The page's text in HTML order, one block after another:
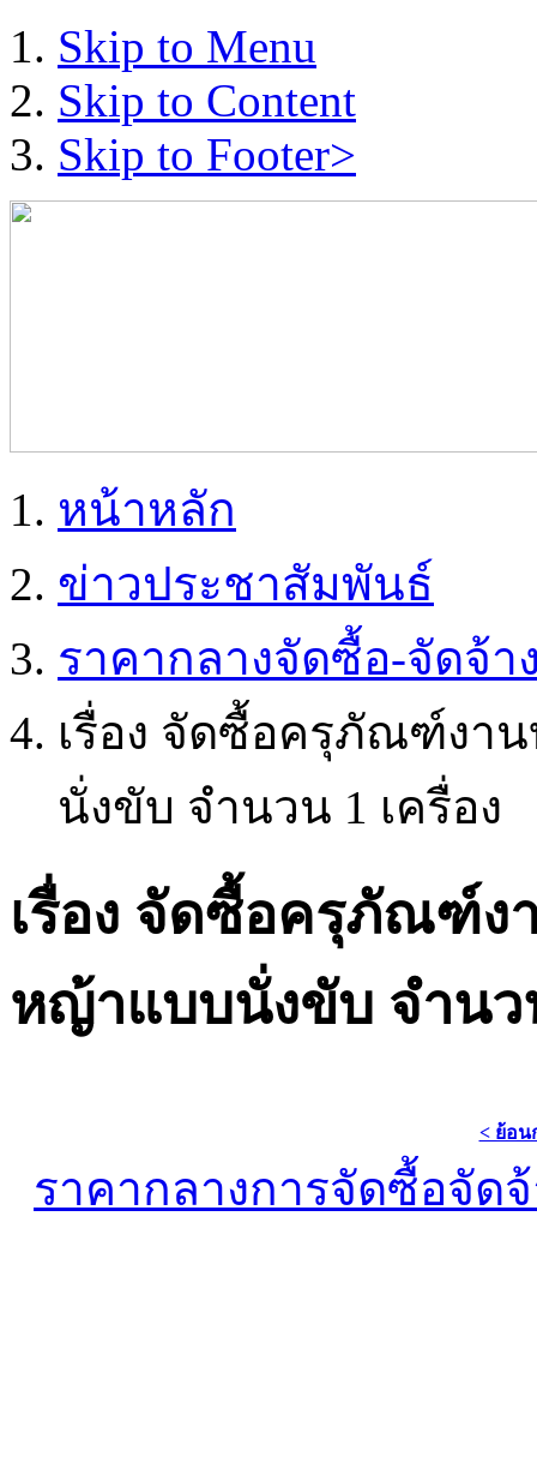
Skip to Menu
Skip to Content
Skip to Footer>
หน้าหลัก
ข่าวประชาสัมพันธ์
ราคากลางจัดซื้อ-จัดจ้า
เรื่อง จัดซื้อครุภัณฑ์งา
นั่งขับ จำนวน 1 เครื่อง
เรื่อง จัดซื้อครุภัณฑ์ง
หญ้าแบบนั่งขับ จำนว
< ย้อน
ราคากลางการจัดซื้อจัด